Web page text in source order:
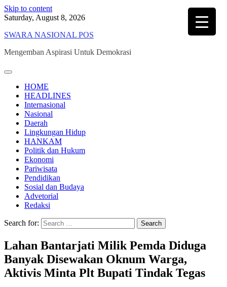
Skip to content
Saturday, August 8, 2026
SWARA NASIONAL POS
Mengemban Aspirasi Untuk Demokrasi
HOME
HEADLINES
Internasional
Nasional
Daerah
Lingkungan Hidup
HANKAM
Politik dan Hukum
Ekonomi
Pariwisata
Pendidikan
Sosial dan Budaya
Advetorial
Redaksi
Search for:
Lahan Bantarjati Milik Pemda Diduga
Banyak Disewakan Oknum Warga,
Aktivis Minta Plt Bupati Tindak Tegas